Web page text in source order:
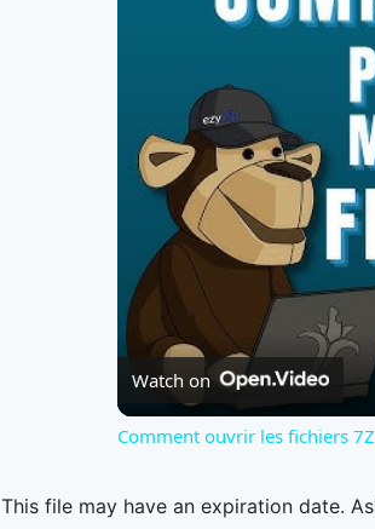
Watch on
Comment ouvrir les fichiers
This file may have an expiration date.